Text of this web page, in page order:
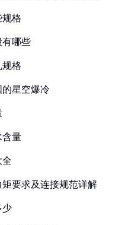
规格
有哪些
规格
星空爆冷
含量
全
要求及连接规范详解
少